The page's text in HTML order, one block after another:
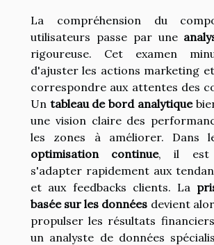
La compréhension du
utilisateurs passe par une
rigoureuse. Cet examen
d'ajuster les actions marketing
correspondre aux attentes des
Un tableau de bord analytique
une vision claire des
les zones à améliorer. Dans
optimisation continue, il est
s'adapter rapidement aux
et aux feedbacks clients. La
basée sur les données devient
propulser les résultats
un analyste de données